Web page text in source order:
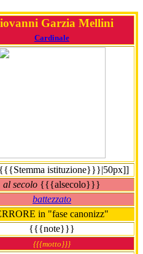
Garzia Mellini
Cardinale
istituzione}}}|50px]]
al secolo {{{alsecolo}}}
battezzato
in "fase canonizz"
{{{note}}}
{{{motto}}}